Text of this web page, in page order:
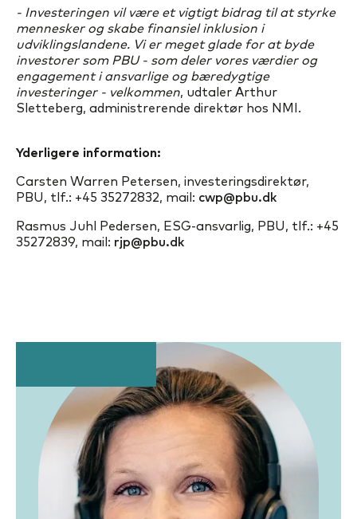
- Investeringen vil være et vigtigt bidrag til at styrke
mennesker og skabe finansiel inklusion i
udviklingslandene. Vi er meget glade for at byde
investorer som PBU - som deler vores værdier og
engagement i ansvarlige og bæredygtige
investeringer - velkommen, udtaler Arthur
Sletteberg, administrerende direktør hos NMI.
Yderligere information:
Carsten Warren Petersen, investeringsdirektør,
PBU, tlf.: +45 35272832, mail: cwp@pbu.dk
Rasmus Juhl Pedersen, ESG-ansvarlig, PBU, tlf.: +45
35272839, mail: rjp@pbu.dk